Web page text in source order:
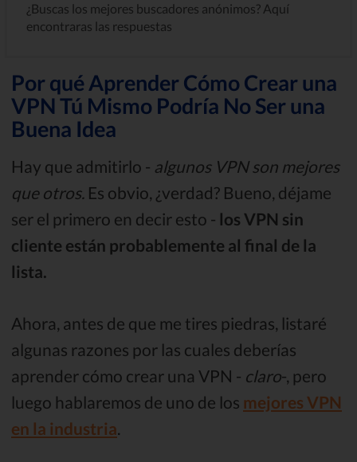
¿Buscas los mejores buscadores anónimos? Aquí
encontraras las respuestas
Por qué Aprender Cómo Crear una
VPN Tú Mismo Podría No Ser una
Buena Idea
Hay que admitirlo - algunos VPN son mejores
que otros. Es obvio, ¿verdad? Bueno, déjame
ser el primero en decir esto - los VPN sin
cliente están probablemente al final de la
lista.
Ahora, antes de que me tires piedras, listaré
algunas razones por las cuales deberías
aprender cómo crear una VPN - claro-, pero
luego hablaremos de uno de los mejores VPN
en la industria